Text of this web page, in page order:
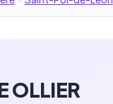
OLLIER